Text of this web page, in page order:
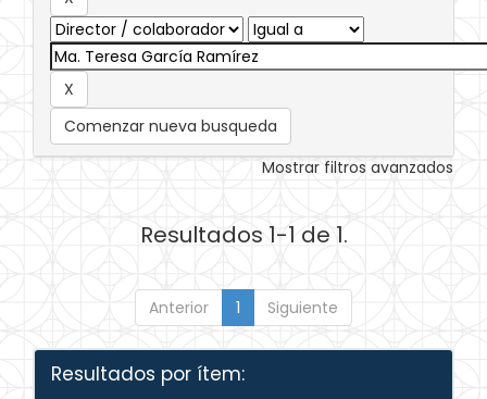
Comenzar nueva busqueda
Mostrar filtros avanzados
Resultados 1-1 de 1.
Anterior 1 Siguiente
Resultados por ítem: